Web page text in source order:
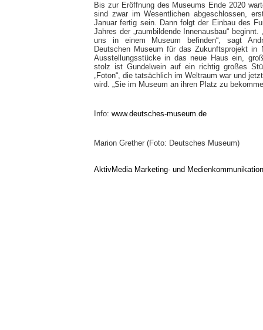
Bis zur Eröffnung des Museums Ende 2020
sind zwar im Wesentlichen abgeschlossen,
Januar fertig sein. Dann folgt der Einbau des
Jahres der „raumbildende Innenausbau“
uns in einem Museum befinden“, sagt
Deutschen Museum für das Zukunftsprojekt in
Ausstellungsstücke in das neue Haus ein,
stolz ist Gundelwein auf ein richtig großes
„Foton“, die tatsächlich im Weltraum war und
wird. „Sie im Museum an ihren Platz zu
Info: www.deutsches-museum.de
Marion Grether (Foto: Deutsches Museum)
AktivMedia Marketing- und